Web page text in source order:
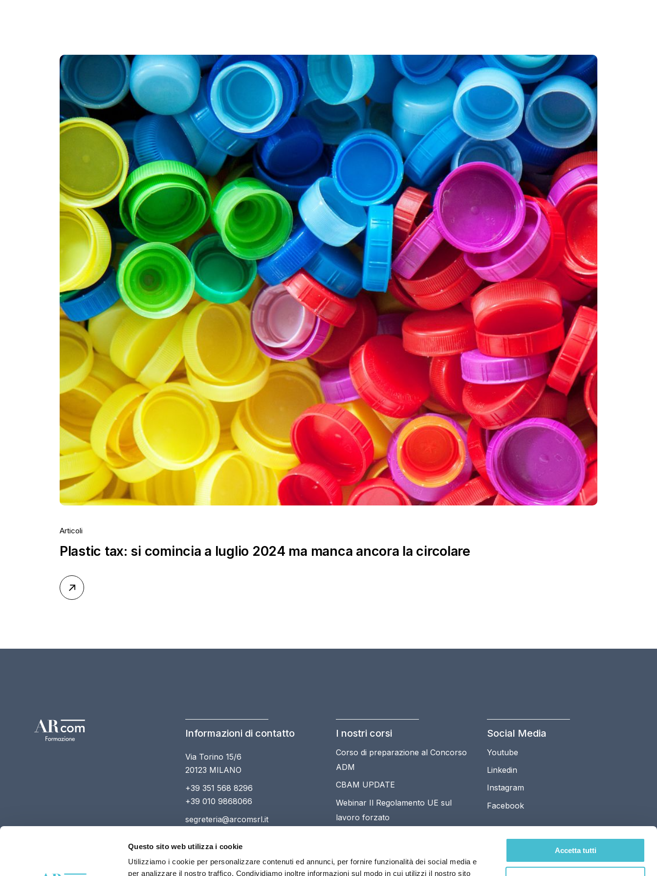
Questo sito web utilizza i cookie
Utilizziamo i cookie per personalizzare contenuti ed annunci, per fornire funzionalità dei social media e
per analizzare il nostro traffico. Condividiamo inoltre informazioni sul modo in cui utilizzi il nostro sito
Accetta tutti
Articoli
Plastic tax: si comincia a luglio 2024 ma manca ancora la circolare
Informazioni di contatto
Via Torino 15/6
20123 MILANO
+39 351 568 8296
+39 010 9868066
segreteria@arcomsrl.it
I nostri corsi
Corso di preparazione al Concorso
ADM
CBAM UPDATE
Webinar Il Regolamento UE sul
lavoro forzato
Social Media
Youtube
Linkedin
Instagram
Facebook